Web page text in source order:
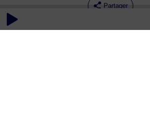
Partager
Commentaires